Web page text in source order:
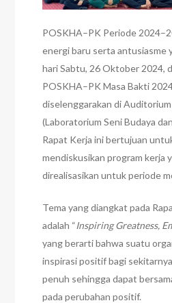
POSKHA–PK Periode
energi baru serta antusiasme
hari Sabtu, 26 Oktober 2024,
POSKHA–PK Masa Bakti
diselenggarakan di Auditorium
(Laboratorium Seni Budaya
Rapat Kerja ini bertujuan
mendiskusikan program kerja
direalisasikan untuk periode
Tema yang diangkat pada
adalah “Inspiring Greatness,
yang berarti bahwa suatu
inspirasi positif bagi
penuh sehingga dapat
pada perubahan positif.